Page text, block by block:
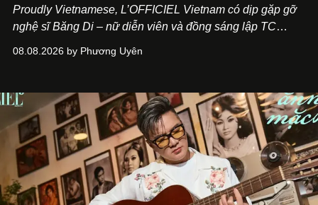
Proudly Vietnamese, L’OFFICIEL Vietnam có dịp gặp gỡ
nghệ sĩ Băng Di – nữ diễn viên và đồng sáng lập TC
Kitchen Bar và SALEM tại TP.HCM.
08.08.2026 by Phương Uyên